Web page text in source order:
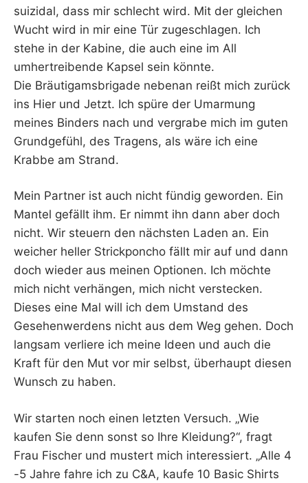
suizidal, dass mir schlecht wird. Mit der gleichen
Wucht wird in mir eine Tür zugeschlagen. Ich
stehe in der Kabine, die auch eine im All
umhertreibende Kapsel sein könnte.
Die Bräutigamsbrigade nebenan reißt mich zurück
ins Hier und Jetzt. Ich spüre der Umarmung
meines Binders nach und vergrabe mich im guten
Grundgefühl, des Tragens, als wäre ich eine
Krabbe am Strand.
Mein Partner ist auch nicht fündig geworden. Ein
Mantel gefällt ihm. Er nimmt ihn dann aber doch
nicht. Wir steuern den nächsten Laden an. Ein
weicher heller Strickponcho fällt mir auf und dann
doch wieder aus meinen Optionen. Ich möchte
mich nicht verhängen, mich nicht verstecken.
Dieses eine Mal will ich dem Umstand des
Gesehenwerdens nicht aus dem Weg gehen. Doch
langsam verliere ich meine Ideen und auch die
Kraft für den Mut vor mir selbst, überhaupt diesen
Wunsch zu haben.
Wir starten noch einen letzten Versuch. „Wie
kaufen Sie denn sonst so Ihre Kleidung?“, fragt
Frau Fischer und mustert mich interessiert. „Alle 4
-5 Jahre fahre ich zu C&A, kaufe 10 Basic Shirts